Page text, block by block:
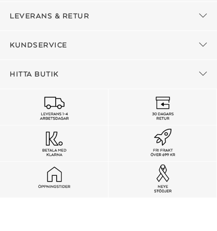
LEVERANS & RETUR
KUNDSERVICE
HITTA BUTIK